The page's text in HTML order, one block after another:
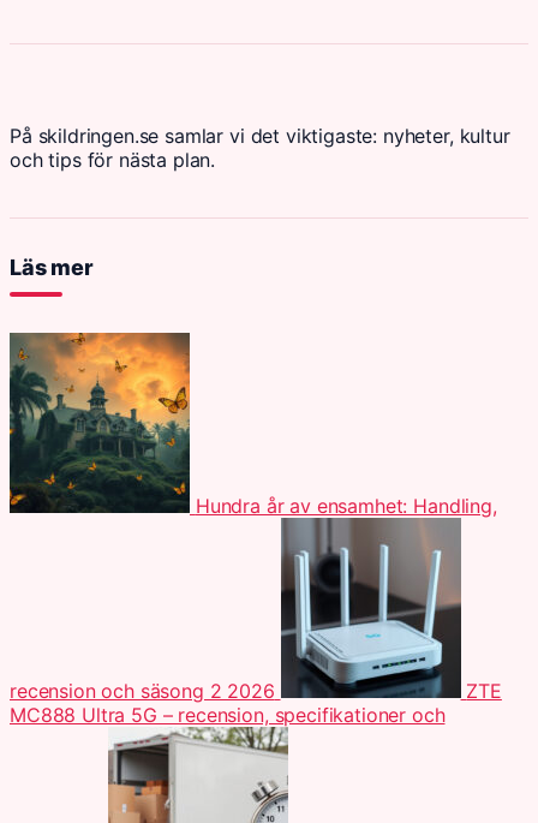
På skildringen.se samlar vi det viktigaste: nyheter, kultur
och tips för nästa plan.
Läs mer
Hundra år av ensamhet: Handling,
recension och säsong 2 2026
ZTE
MC888 Ultra 5G – recension, specifikationer och